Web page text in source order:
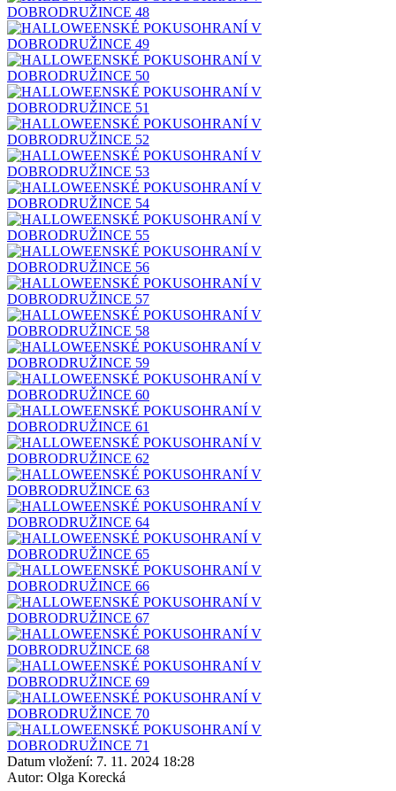
Datum vložení: 7. 11. 2024 18:28
Autor: Olga Korecká